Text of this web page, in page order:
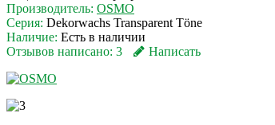
Производитель: OSMO
Серия: Dekorwachs Transparent Töne
Наличие: Есть в наличии
Отзывов написано: 3 Написать